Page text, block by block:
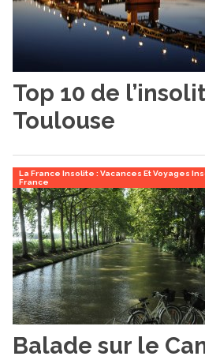
Top 10 de
Toulouse
La France Insolite : Vacances Et Voyages
France
Balade sur le